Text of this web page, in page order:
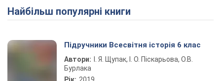
Play Video
Найбільш популярні книги
Підручники Всесвітня історія 6 клас
Автори:
І. Я. Щупак, І. О. Піскарьова, О.В.
Бурлака